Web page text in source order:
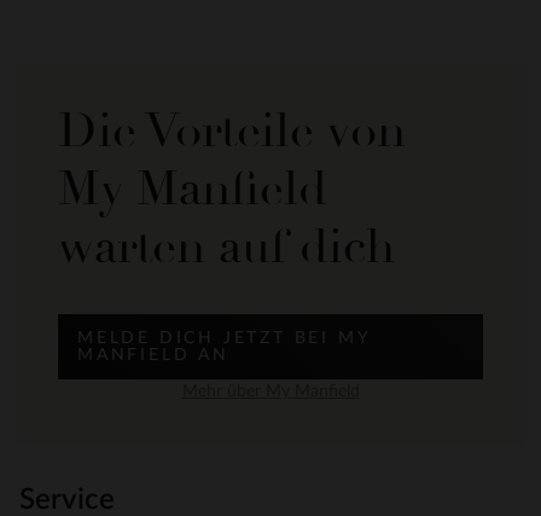
Die Vorteile von
My Manfield
warten auf dich
MELDE DICH JETZT BEI MY
MANFIELD AN
Service